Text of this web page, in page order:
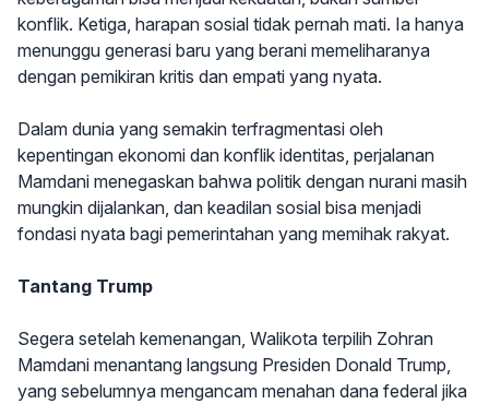
konflik. Ketiga, harapan sosial tidak pernah mati. Ia hanya
menunggu generasi baru yang berani memeliharanya
dengan pemikiran kritis dan empati yang nyata.
Dalam dunia yang semakin terfragmentasi oleh
kepentingan ekonomi dan konflik identitas, perjalanan
Mamdani menegaskan bahwa politik dengan nurani masih
mungkin dijalankan, dan keadilan sosial bisa menjadi
fondasi nyata bagi pemerintahan yang memihak rakyat.
Tantang Trump
Segera setelah kemenangan, Walikota terpilih Zohran
Mamdani menantang langsung Presiden Donald Trump,
yang sebelumnya mengancam menahan dana federal jika